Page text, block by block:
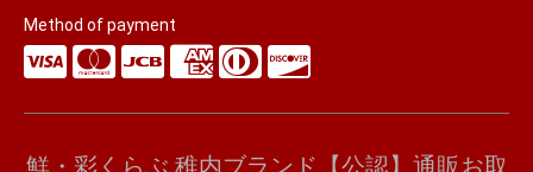
Method of payment
鮮・彩くらぶ 稚内ブランド【公認】通販お取